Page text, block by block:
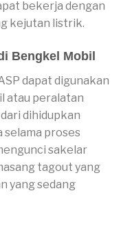
bekerja dengan
kejutan listrik.
Bengkel Mobil
dapat digunakan
atau peralatan
dihidupkan
selama proses
sakelar
tagout yang
yang sedang